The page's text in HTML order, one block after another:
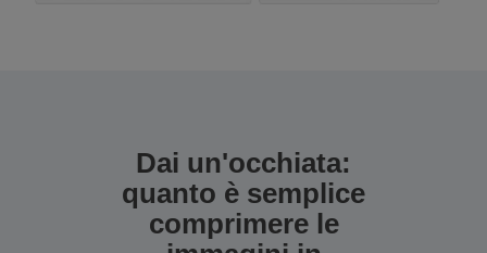
Dai un'occhiata:
quanto è semplice
comprimere le